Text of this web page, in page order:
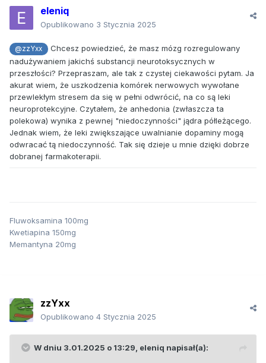
eleniq
Opublikowano 3 Stycznia 2025
@zzYxx
Chcesz powiedzieć, że masz mózg rozregulowany
nadużywaniem jakichś substancji neurotoksycznych w
przeszłości? Przepraszam, ale tak z czystej ciekawości pytam. Ja
akurat wiem, że uszkodzenia komórek nerwowych wywołane
przewlekłym stresem da się w pełni odwrócić, na co są leki
neuroprotekcyjne. Czytałem, że anhedonia (zwłaszcza ta
polekowa) wynika z pewnej "niedoczynności" jądra półleżącego.
Jednak wiem, że leki zwiększające uwalnianie dopaminy mogą
odwracać tą niedoczynność. Tak się dzieje u mnie dzięki dobrze
dobranej farmakoterapii.
Fluwoksamina 100mg
Kwetiapina 150mg
Memantyna 20mg
zzYxx
Opublikowano 4 Stycznia 2025
W dniu 3.01.2025 o 13:29, eleniq napisał(a):